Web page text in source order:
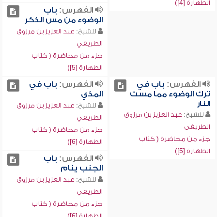
الطهارة [4])
الفهرس: باب
الوضوء من مس الذكر
للشيخ: عبد العزيز بن مرزوق
الطريفي
جزء من محاضرة ( كتاب
الطهارة [5])
الفهرس: باب في
ترك الوضوء مما مست
النار
للشيخ: عبد العزيز بن مرزوق
الطريفي
جزء من محاضرة ( كتاب
الطهارة [5])
الفهرس: باب في
المذي
للشيخ: عبد العزيز بن مرزوق
الطريفي
جزء من محاضرة ( كتاب
الطهارة [6])
الفهرس: باب
الجنب ينام
للشيخ: عبد العزيز بن مرزوق
الطريفي
جزء من محاضرة ( كتاب